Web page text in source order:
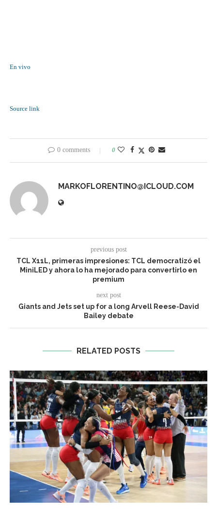
En vivo
Source link
0 comments 0
MARKOFLORENTINO@ICLOUD.COM
previous post
TCL X11L, primeras impresiones: TCL democratizó el
MiniLED y ahora lo ha mejorado para convertirlo en
premium
next post
Giants and Jets set up for a long Arvell Reese-David
Bailey debate
RELATED POSTS